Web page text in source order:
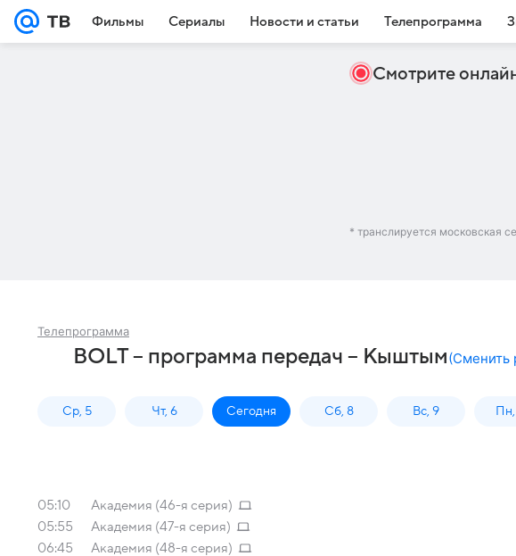
Фильмы Сериалы Новости и статьи Телепрограмма
Смотрите
* транслируется московская
Телепрограмма
BOLT – программа передач – Кыштым(Сменить
Ср, 5 Чт, 6 Сегодня Сб, 8 Вс, 9 Пн,
05:10
Академия (46-я серия)
05:55
Академия (47-я серия)
06:45
Академия (48-я серия)